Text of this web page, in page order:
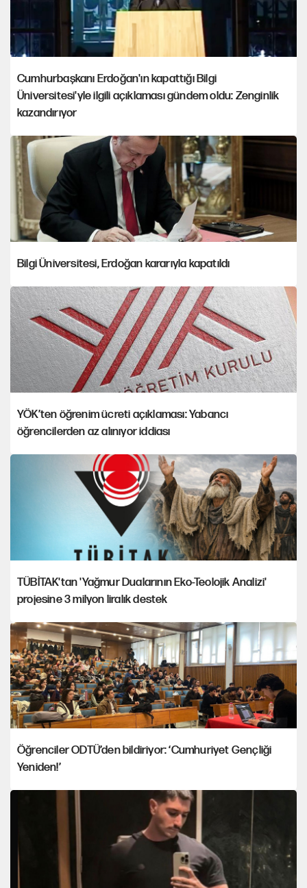
Cumhurbaşkanı Erdoğan'ın kapattığı Bilgi
Üniversitesi'yle ilgili açıklaması gündem oldu: Zenginlik
kazandırıyor
Bilgi Üniversitesi, Erdoğan kararıyla kapatıldı
YÖK’ten öğrenim ücreti açıklaması: Yabancı
öğrencilerden az alınıyor iddiası
TÜBİTAK'tan 'Yağmur Dualarının Eko-Teolojik Analizi'
projesine 3 milyon liralık destek
Öğrenciler ODTÜ’den bildiriyor: ‘Cumhuriyet Gençliği
Yeniden!’